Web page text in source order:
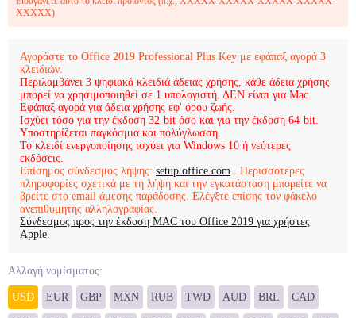
XXXXX)
Αγοράστε το Office 2019 Professional Plus Key με εφάπαξ αγορά 3
κλειδιών.
Περιλαμβάνει 3 ψηφιακά κλειδιά άδειας χρήσης, κάθε άδεια χρήσης
μπορεί να χρησιμοποιηθεί σε 1 υπολογιστή. ΔΕΝ είναι για Mac.
Εφάπαξ αγορά για άδεια χρήσης εφ' όρου ζωής.
Ισχύει τόσο για την έκδοση 32-bit όσο και για την έκδοση 64-bit.
Υποστηρίζεται παγκόσμια και πολύγλωσση.
Το κλειδί ενεργοποίησης ισχύει για Windows 10 ή νεότερες
εκδόσεις.
Επίσημος σύνδεσμος λήψης: setup.office.com . Περισσότερες
πληροφορίες σχετικά με τη λήψη και την εγκατάσταση μπορείτε να
βρείτε στο email άμεσης παράδοσης. Ελέγξτε επίσης τον φάκελο
ανεπιθύμητης αλληλογραφίας.
Σύνδεσμος προς την έκδοση MAC του Office 2019 για χρήστες
Apple.
Αλλαγή νομίσματος:
USD EUR GBP MXN RUB TWD AUD BRL CAD